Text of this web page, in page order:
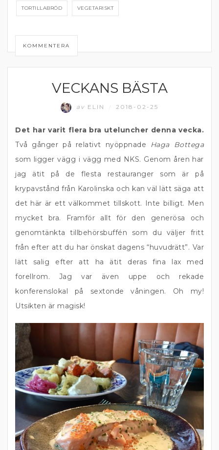
TORTILLABRÖD VEGETARISKT
KOMMENTERA
VECKANS BÄSTA
av ELIN 2018-02-25
Det har varit flera bra uteluncher denna vecka.
Två gånger på relativt nyöppnade Haga Bottega
som ligger vägg i vägg med NKS. Genom åren har
jag ätit på de flesta restauranger som är på
krypavstånd från Karolinska och kan väl lätt säga att
det här är ett välkommet tillskott. Inte billigt. Men
mycket bra. Framför allt för den generösa och
genomtänkta tillbehörsbuffén som du väljer fritt
från efter att du har önskat dagens “huvudrätt”. Var
lätt salig efter att ha ätit deras fina lax med
forellrom. Jag var även uppe och rekade
konferenslokal på sextonde våningen. Oh my!
Utsikten är magisk!